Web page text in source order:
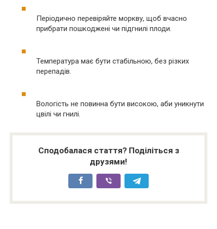
Періодично перевіряйте моркву, щоб вчасно
прибрати пошкоджені чи підгнилі плоди.
Температура має бути стабільною, без різких
перепадів.
Вологість не повинна бути високою, аби уникнути
цвілі чи гнилі.
Сподобалася стаття? Поділіться з
друзями!